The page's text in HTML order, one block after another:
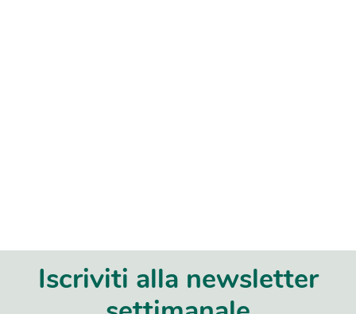
Iscriviti alla newsletter